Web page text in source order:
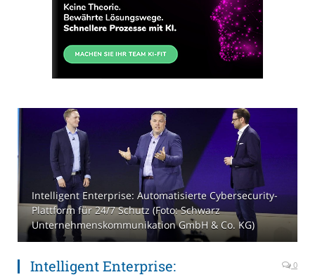
Intelligent Enterprise: Automatisierte Cybersecurity-
Plattform für 24/7 Schutz (Foto: Schwarz
Unternehmenskommunikation GmbH & Co. KG)
Intelligent Enterprise:
0